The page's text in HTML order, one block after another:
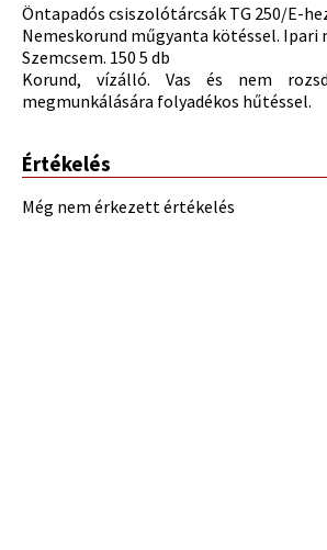
Öntapadós csiszolótárcsák TG 250/E-
Nemeskorund műgyanta kötéssel. Ipari
Szemcsem. 150 5 db
Korund, vízálló. Vas és nem
megmunkálására folyadékos hűtéssel.
Értékelés
Még nem érkezett értékelés